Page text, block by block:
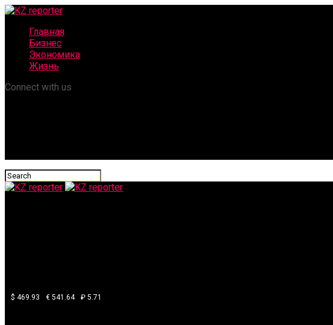
Главная
Бизнес
Экономика
Жизнь
Connect with us
$ 469.93 € 541.64 ₽ 5.71